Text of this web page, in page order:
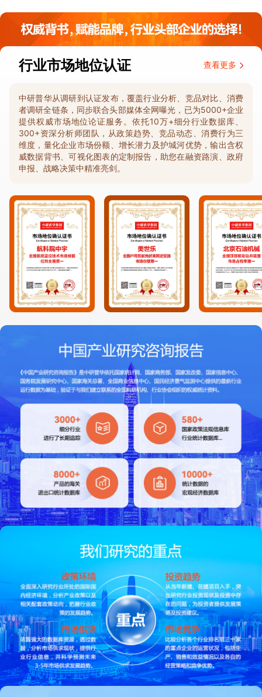
行业市场地位认证 查看更多
中研普华从调研到认证发布，覆盖行业分析、竞品对比、消费
者调研全链条，同步联合头部媒体全网曝光，已为5000+企业
提供权威市场地位论证服务。依托10万+细分行业数据库、
300+资深分析师团队，从政策趋势、竞品动态、消费行为三
维度，量化企业市场份额、增长潜力及护城河优势，输出含权
威数据背书、可视化图表的定制报告，助您在融资路演、政府
申报、战略决策中精准亮剑。